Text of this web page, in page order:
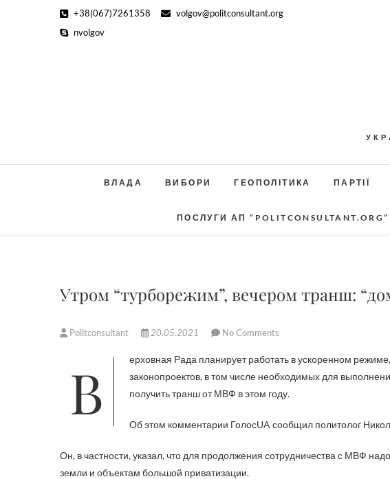
+38(067)7261358
volgov@politconsultant.org
nvolgov
ВЛАДА ВИБОРИ ГЕОПОЛІТИКА ПАРТІЇ
ПОСЛУГИ АП “POLITCONSULTANT.ORG”
Утром “турборежим”, вечером транш:
Politconsultant 20.05.2021 No Comments
Верховная Рада планирует работать в ускоренном режиме, чтобы до окончания пятой сессии принять ряд
законопроектов, в том числе необходимых для
получить транш от МВФ в этом году.
Об этом комментарии ГолосUA сообщил политолог
Он, в частности, указал, что для продолжения сотрудничества с МВФ
земли и объектам большой приватизации.